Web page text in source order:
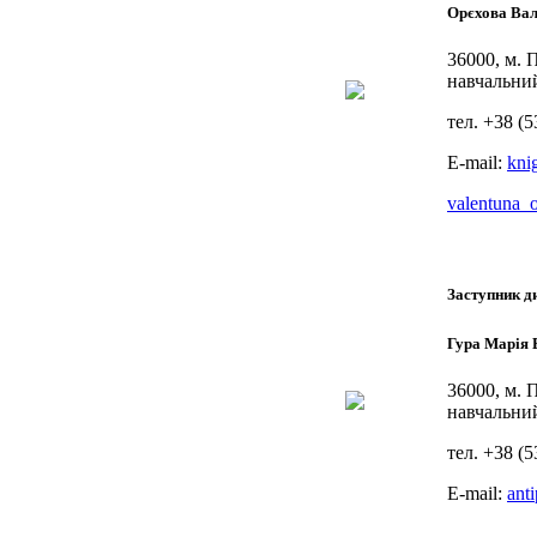
Орєхова
36000, м.
тел. +38
E-mail:
Заступник
Гура Марія
36000, м.
тел. +38
E-mail: